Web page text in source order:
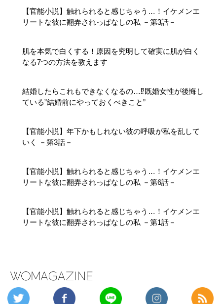
【官能小説】触れられると感じちゃう…！イケメンエ
リートな彼に翻弄されっぱなしの私 －第3話－
肌を本気で白くする！原因を究明して確実に肌が白く
なる7つの方法を教えます
結婚したらこれもできなくなるの…⁉既婚女性が後悔し
ている”結婚前にやっておくべきこと”
【官能小説】年下かもしれない彼の呼吸が私を乱して
いく －第3話－
【官能小説】触れられると感じちゃう…！イケメンエ
リートな彼に翻弄されっぱなしの私 －第6話－
【官能小説】触れられると感じちゃう…！イケメンエ
リートな彼に翻弄されっぱなしの私 －第1話－